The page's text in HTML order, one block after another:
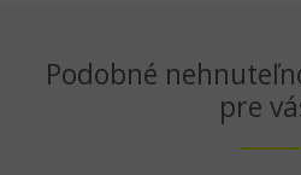
Podobné
pre